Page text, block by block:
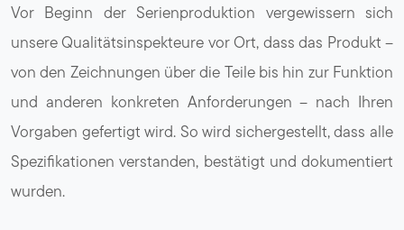
Vor Beginn der Serienproduktion vergewissern sich
unsere Qualitätsinspekteure vor Ort, dass das Produkt –
von den Zeichnungen über die Teile bis hin zur Funktion
und anderen konkreten Anforderungen – nach Ihren
Vorgaben gefertigt wird. So wird sichergestellt, dass alle
Spezifikationen verstanden, bestätigt und dokumentiert
wurden.